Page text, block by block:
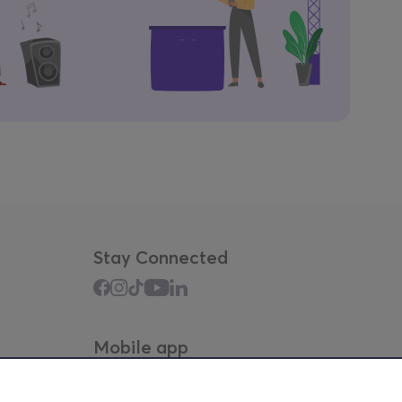
Stay Connected
Mobile app